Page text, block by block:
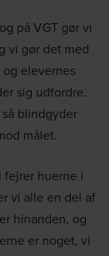
på VGT gør vi
vi gør det med
elevernes
sig udfordre.
blindgyder
målet.
fejrer huerne i
vi alle en del af
hinanden, og
er noget, vi